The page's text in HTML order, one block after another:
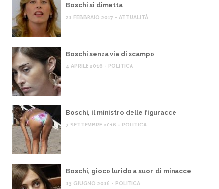
Boschi si dimetta
21 FEBBRAIO 2017 - ATTUALITÀ
Boschi senza via di scampo
4 APRILE 2016 - POLITICA
Boschi, il ministro delle figuracce
7 SETTEMBRE 2016 - POLITICA
Boschi, gioco lurido a suon di minacce
13 GIUGNO 2016 - POLITICA